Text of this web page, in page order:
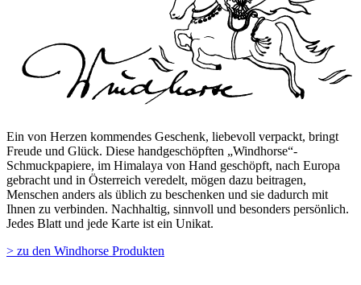
Ein von Herzen kommendes Geschenk, liebevoll verpackt, bringt
Freude und Glück. Diese handgeschöpften „Windhorse“-
Schmuckpapiere, im Himalaya von Hand geschöpft, nach Europa
gebracht und in Österreich veredelt, mögen dazu beitragen,
Menschen anders als üblich zu beschenken und sie dadurch mit
Ihnen zu verbinden. Nachhaltig, sinnvoll und besonders persönlich.
Jedes Blatt und jede Karte ist ein Unikat.
> zu den Windhorse Produkten